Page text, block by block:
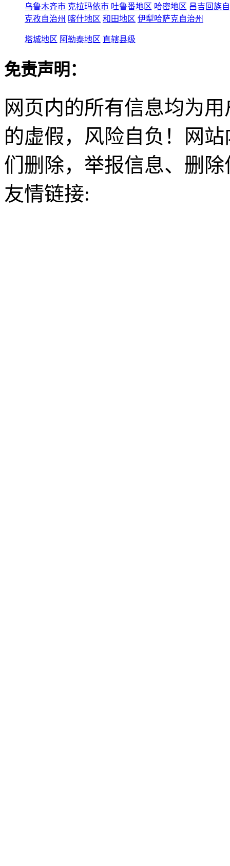
乌鲁木齐市 克拉玛依市 吐鲁番地区 哈密地区 昌吉回族
克孜自治州 喀什地区 和田地区 伊犁哈萨克自治州
塔城地区 阿勒泰地区 直辖县级
免责声明：
网页内的所有信息均为
的虚假，风险自负！网
们删除，举报信息、删
友情链接: